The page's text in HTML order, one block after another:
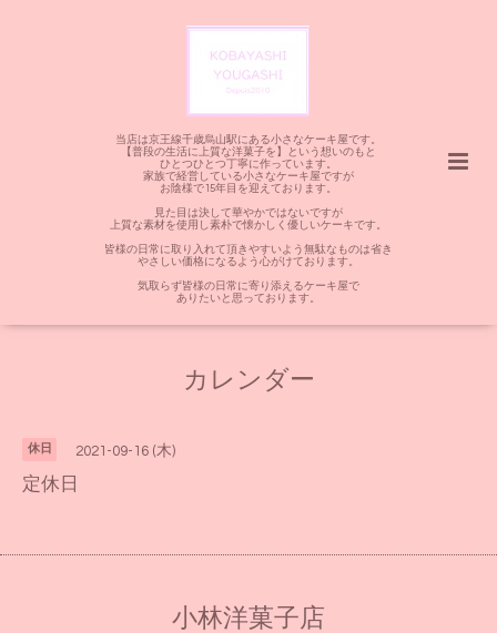
当店は京王線千歳烏山駅にある小さなケーキ屋です。
【普段の生活に上質な洋菓子を】という想いのもと
ひとつひとつ丁寧に作っています。
家族で経営している小さなケーキ屋ですが
お陰様で15年目を迎えております。
見た目は決して華やかではないですが
上質な素材を使用し素朴で懐かしく優しいケーキです。
皆様の日常に取り入れて頂きやすいよう無駄なものは省き
やさしい価格になるよう心がけております。
気取らず皆様の日常に寄り添えるケーキ屋で
ありたいと思っております。
カレンダー
休日 2021-09-16 (木)
定休日
小林洋菓子店